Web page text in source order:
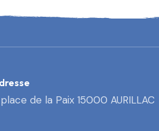
de la Paix 15000 AURILLAC